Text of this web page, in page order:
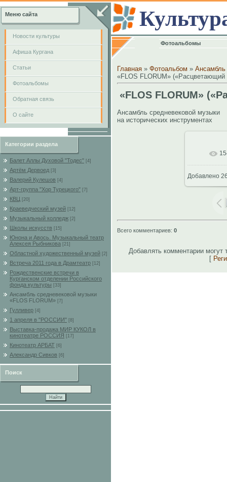
Меню сайта
Новости культуры
Афиша Кургана
Cтатьи
Фотоальбомы
Обратная связь
О сайте
Категории раздела
Балет Аллы Духовой "Тодес" [4]
Артём Дервоед [3]
Валерий Кулешов [4]
Арт-группа "Хор Турецкого" [7]
КВЦ [20]
Краеведческий музей [12]
Музыкальный колледж [2]
Школы искусств [15]
Юнона и Авось. Музыкальный театр
Алексея Рыбникова
[21]
Областной художественный музей [2]
Встреча 2011 года в Драмтеатр [12]
Рождественские встречи в
Курганском отделении Российского
фонда культуры
[33]
Ансамбль средневековой музыки
«FLOS FLORUM» [7]
Гулливер [4]
1 апреля в "РОССИИ" [8]
Выставка-продажа МИР КУКОЛ в
кинотеатре РОССИЯ
[17]
Кинотеатр АРБАТ [6]
Александр Сивков [6]
Поиск
Фотоальбомы
Главная » Фотоальбом » Ансамбль
«FLOS FLORUM» («Расцветающий
«FLOS FLORUM»
Ансамбль средневековой музыки
на исторических инструментах
В
Добавлено
Всего комментариев: 0
Добавлять комментарии могут
[